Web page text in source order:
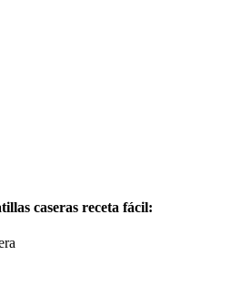
caseras receta fácil: